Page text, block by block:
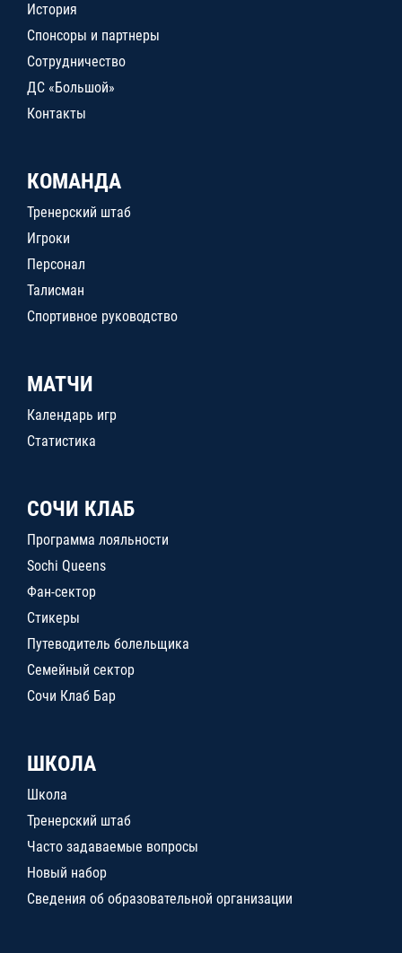
История
Спонсоры и партнеры
Сотрудничество
ДС «Большой»
Контакты
КОМАНДА
Тренерский штаб
Игроки
Персонал
Талисман
Спортивное руководство
МАТЧИ
Календарь игр
Статистика
СОЧИ КЛАБ
Программа лояльности
Sochi Queens
Фан-сектор
Стикеры
Путеводитель болельщика
Семейный сектор
Сочи Клаб Бар
ШКОЛА
Школа
Тренерский штаб
Часто задаваемые вопросы
Новый набор
Сведения об образовательной организации